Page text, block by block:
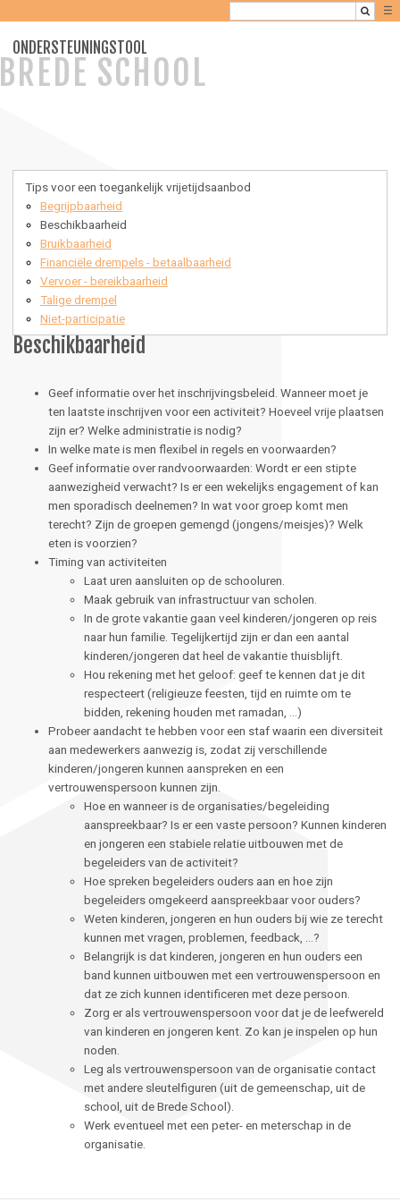
☰
ONDERSTEUNINGSTOOL
SCHOOL
Tips voor een toegankelijk vrijetijdsaanbod
Begrijpbaarheid
Beschikbaarheid
Bruikbaarheid
Financiële drempels - betaalbaarheid
Vervoer - bereikbaarheid
Talige drempel
Niet-participatie
Beschikbaarheid
Geef informatie over het inschrijvingsbeleid. Wanneer moet je
ten laatste inschrijven voor een activiteit? Hoeveel vrije plaatsen
zijn er? Welke administratie is nodig?
In welke mate is men flexibel in regels en voorwaarden?
Geef informatie over randvoorwaarden: Wordt er een stipte
aanwezigheid verwacht? Is er een wekelijks engagement of kan
men sporadisch deelnemen? In wat voor groep komt men
terecht? Zijn de groepen gemengd (jongens/meisjes)? Welk
eten is voorzien?
Timing van activiteiten
Laat uren aansluiten op de schooluren.
Maak gebruik van infrastructuur van scholen.
In de grote vakantie gaan veel kinderen/jongeren op reis
naar hun familie. Tegelijkertijd zijn er dan een aantal
kinderen/jongeren dat heel de vakantie thuisblijft.
Hou rekening met het geloof: geef te kennen dat je dit
respecteert (religieuze feesten, tijd en ruimte om te
bidden, rekening houden met ramadan, …)
Probeer aandacht te hebben voor een staf waarin een diversiteit
aan medewerkers aanwezig is, zodat zij verschillende
kinderen/jongeren kunnen aanspreken en een
vertrouwenspersoon kunnen zijn.
Hoe en wanneer is de organisaties/begeleiding
aanspreekbaar? Is er een vaste persoon? Kunnen kinderen
en jongeren een stabiele relatie uitbouwen met de
begeleiders van de activiteit?
Hoe spreken begeleiders ouders aan en hoe zijn
begeleiders omgekeerd aanspreekbaar voor ouders?
Weten kinderen, jongeren en hun ouders bij wie ze terecht
kunnen met vragen, problemen, feedback, …?
Belangrijk is dat kinderen, jongeren en hun ouders een
band kunnen uitbouwen met een vertrouwenspersoon en
dat ze zich kunnen identificeren met deze persoon.
Zorg er als vertrouwenspersoon voor dat je de leefwereld
van kinderen en jongeren kent. Zo kan je inspelen op hun
noden.
Leg als vertrouwenspersoon van de organisatie contact
met andere sleutelfiguren (uit de gemeenschap, uit de
school, uit de Brede School).
Werk eventueel met een peter- en meterschap in de
organisatie.